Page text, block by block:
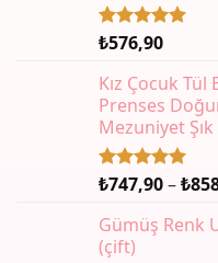
5 üzerinden
aldı
₺576,90
Kız Çocuk Tül
Prenses
Mezuniyet
5 üzerinden
aldı
₺747,90–₺
Gümüş Renk
(çift)